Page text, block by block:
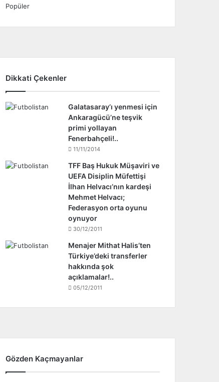
Popüler
Dikkati Çekenler
Galatasaray’ı yenmesi için
Ankaragücü’ne teşvik
primi yollayan
Fenerbahçeli!..
11/11/2014
TFF Baş Hukuk Müşaviri ve
UEFA Disiplin Müfettişi
İlhan Helvacı’nın kardeşi
Mehmet Helvacı;
Federasyon orta oyunu
oynuyor
30/12/2011
Menajer Mithat Halis’ten
Türkiye’deki transferler
hakkında şok
açıklamalar!..
05/12/2011
Gözden Kaçmayanlar